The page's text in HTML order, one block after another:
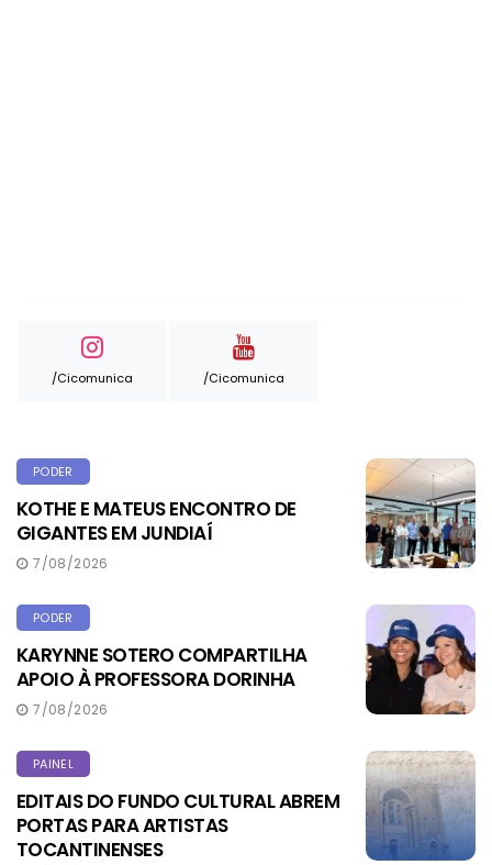
/cicomunica /cicomunica
PODER
KOTHE E MATEUS ENCONTRO DE
GIGANTES EM JUNDIAÍ
7/08/2026
PODER
KARYNNE SOTERO COMPARTILHA
APOIO À PROFESSORA DORINHA
7/08/2026
PAINEL
EDITAIS DO FUNDO CULTURAL ABREM
PORTAS PARA ARTISTAS
TOCANTINENSES